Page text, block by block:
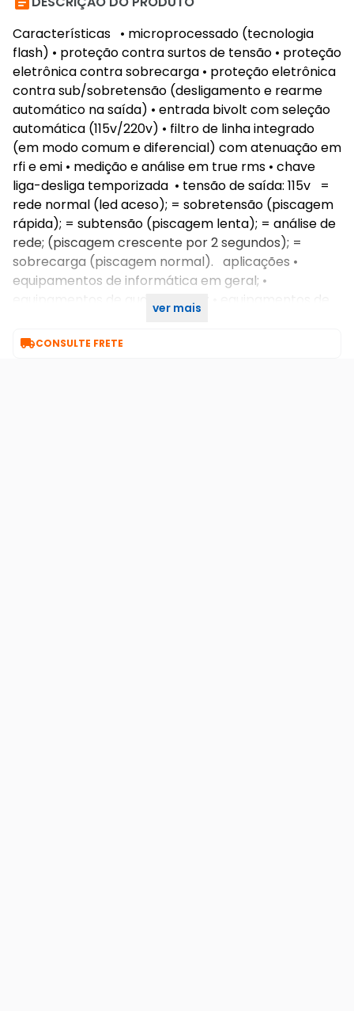
Características • microprocessado (tecnologia
flash) • proteção contra surtos de tensão • proteção
eletrônica contra sobrecarga • proteção eletrônica
contra sub/sobretensão (desligamento e rearme
automático na saída) • entrada bivolt com seleção
automática (115v/220v) • filtro de linha integrado
(em modo comum e diferencial) com atenuação em
rfi e emi • medição e análise em true rms • chave
liga-desliga temporizada • tensão de saída: 115v =
rede normal (led aceso); = sobretensão (piscagem
rápida); = subtensão (piscagem lenta); = análise de
rede; (piscagem crescente por 2 segundos); =
sobrecarga (piscagem normal). aplicações •
equipamentos de informática em geral; •
equipamentos de audio e vídeo; • equipamentos de
ver mais
CONSULTE FRETE